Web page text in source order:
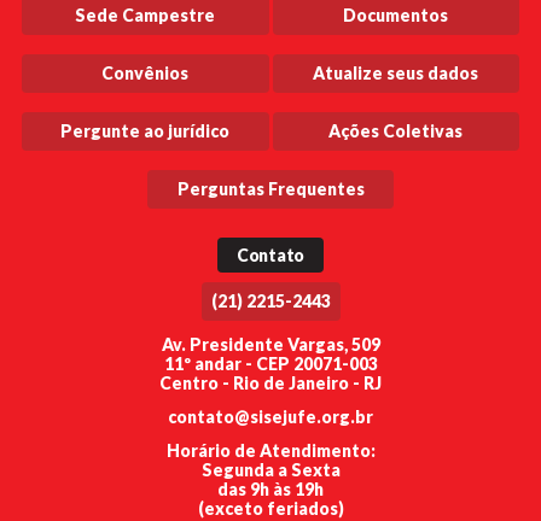
Sede Campestre Documentos
Convênios Atualize seus dados
Pergunte ao jurídico Ações Coletivas
Perguntas Frequentes
Contato
(21) 2215-2443
Av. Presidente Vargas, 509
11º andar - CEP 20071-003
Centro - Rio de Janeiro - RJ
contato@sisejufe.org.br
Horário de Atendimento:
Segunda a Sexta
das 9h às 19h
(exceto feriados)